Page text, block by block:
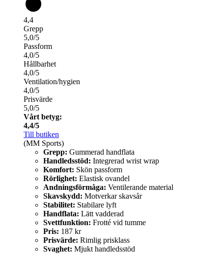
4,4
Grepp
5,0/5
Passform
4,0/5
Hållbarhet
4,0/5
Ventilation/hygien
4,0/5
Prisvärde
5,0/5
Vårt betyg:
4,4/5
Till butiken
(MM Sports)
Grepp: Gummerad handflata
Handledsstöd: Integrerad wrist wrap
Komfort: Skön passform
Rörlighet: Elastisk ovandel
Andningsförmåga: Ventilerande material
Skavskydd: Motverkar skavsår
Stabilitet: Stabilare lyft
Handflata: Lätt vadderad
Svettfunktion: Frotté vid tumme
Pris: 187 kr
Prisvärde: Rimlig prisklass
Svaghet: Mjukt handledsstöd